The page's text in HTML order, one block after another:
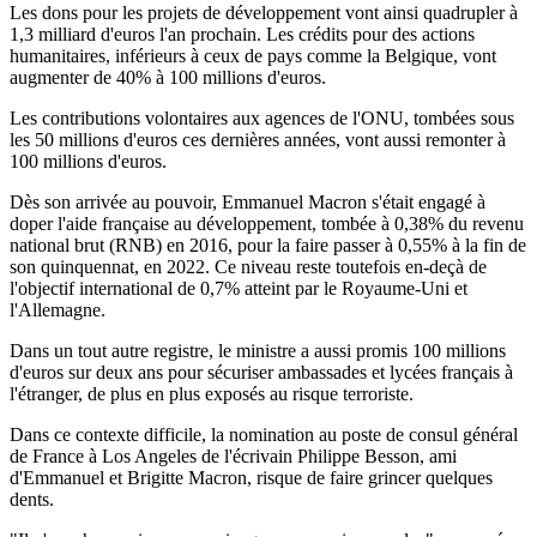
Les dons pour les projets de développement vont ainsi quadrupler à
1,3 milliard d'euros l'an prochain. Les crédits pour des actions
humanitaires, inférieurs à ceux de pays comme la Belgique, vont
augmenter de 40% à 100 millions d'euros.
Les contributions volontaires aux agences de l'ONU, tombées sous
les 50 millions d'euros ces dernières années, vont aussi remonter à
100 millions d'euros.
Dès son arrivée au pouvoir, Emmanuel Macron s'était engagé à
doper l'aide française au développement, tombée à 0,38% du revenu
national brut (RNB) en 2016, pour la faire passer à 0,55% à la fin de
son quinquennat, en 2022. Ce niveau reste toutefois en-deçà de
l'objectif international de 0,7% atteint par le Royaume-Uni et
l'Allemagne.
Dans un tout autre registre, le ministre a aussi promis 100 millions
d'euros sur deux ans pour sécuriser ambassades et lycées français à
l'étranger, de plus en plus exposés au risque terroriste.
Dans ce contexte difficile, la nomination au poste de consul général
de France à Los Angeles de l'écrivain Philippe Besson, ami
d'Emmanuel et Brigitte Macron, risque de faire grincer quelques
dents.